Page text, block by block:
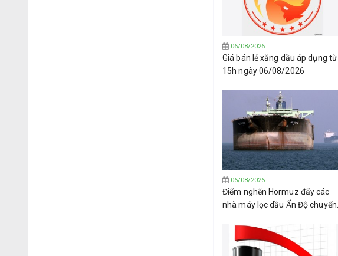
06/08/2026
Giá bán lẻ xăng dầu áp dụng từ
15h ngày 06/08/2026
06/08/2026
Điểm nghẽn Hormuz đẩy các
nhà máy lọc dầu Ấn Độ chuyển
Tây Phi